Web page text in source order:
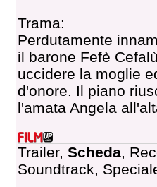
Trama:
Perdutamente
il barone Fefè
uccidere la moglie
d'onore. Il piano
l'amata Angela
Trailer, Scheda,
Soundtrack,